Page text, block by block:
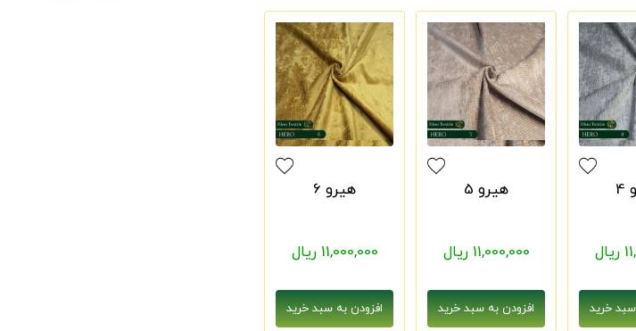
هیرو 5
11,000,000 ریال
هیرو 6
11,000,000 ریال